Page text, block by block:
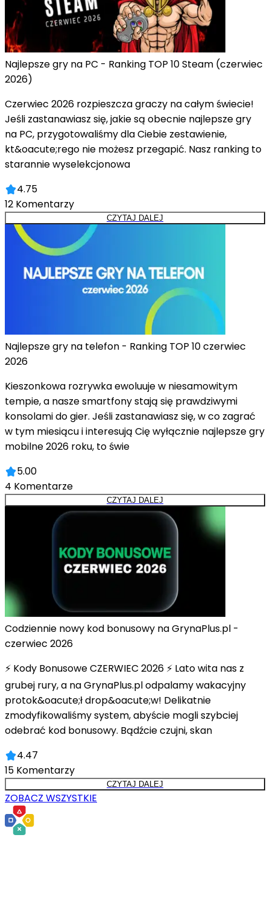
Najlepsze gry na PC - Ranking TOP 10 Steam (czerwiec
2026)
Czerwiec 2026 rozpieszcza graczy na całym świecie!
Jeśli zastanawiasz się, jakie są obecnie najlepsze gry
na PC, przygotowaliśmy dla Ciebie zestawienie,
kt&oacute;rego nie możesz przegapić. Nasz ranking to
starannie wyselekcjonowa
4.75
12 Komentarzy
CZYTAJ DALEJ
Najlepsze gry na telefon - Ranking TOP 10 czerwiec
2026
Kieszonkowa rozrywka ewoluuje w niesamowitym
tempie, a nasze smartfony stają się prawdziwymi
konsolami do gier. Jeśli zastanawiasz się, w co zagrać
w tym miesiącu i interesują Cię wyłącznie najlepsze gry
mobilne 2026 roku, to świe
5.00
4 Komentarze
CZYTAJ DALEJ
Codziennie nowy kod bonusowy na GrynaPlus.pl -
czerwiec 2026
⚡ Kody Bonusowe CZERWIEC 2026 ⚡ Lato wita nas z
grubej rury, a na GrynaPlus.pl odpalamy wakacyjny
protok&oacute;ł drop&oacute;w! Delikatnie
zmodyfikowaliśmy system, abyście mogli szybciej
odebrać kod bonusowy. Bądźcie czujni, skan
4.47
15 Komentarzy
CZYTAJ DALEJ
ZOBACZ WSZYSTKIE